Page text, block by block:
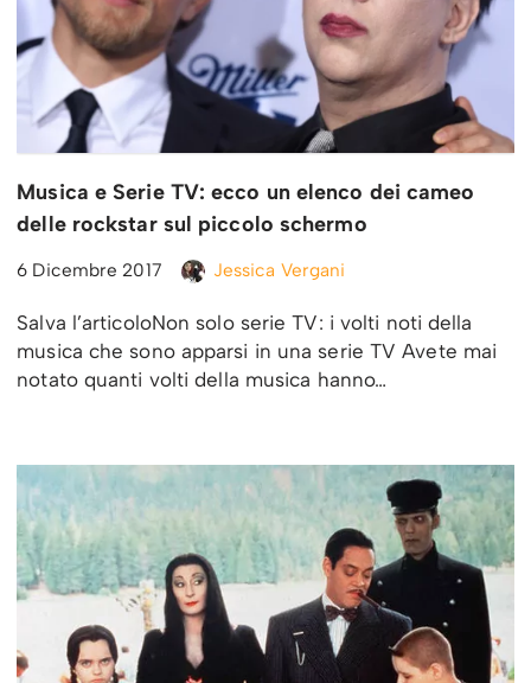
Musica e Serie TV: ecco un elenco dei cameo
delle rockstar sul piccolo schermo
6 Dicembre 2017 Jessica Vergani
Salva l’articoloNon solo serie TV: i volti noti della
musica che sono apparsi in una serie TV Avete mai
notato quanti volti della musica hanno…